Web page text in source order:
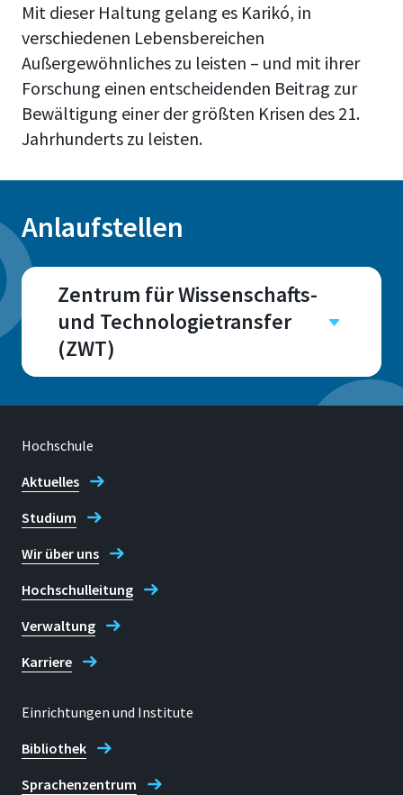
Mit dieser Haltung gelang es Karikó, in
verschiedenen Lebensbereichen
Außergewöhnliches zu leisten – und mit ihrer
Forschung einen entscheidenden Beitrag zur
Bewältigung einer der größten Krisen des 21.
Jahrhunderts zu leisten.
Anlaufstellen
Zentrum für Wissenschafts-
und Technologietransfer
(ZWT)
Sankt Augustin
Adresse
Grantham-Allee 20 | F-Gebäude
Telefon
Teamassistentin)
E-mail
zwt@h-brs.de
Hochschule
Aktuelles
Studium
Wir über uns
Hochschulleitung
Verwaltung
Karriere
Einrichtungen und Institute
Bibliothek
Sprachenzentrum